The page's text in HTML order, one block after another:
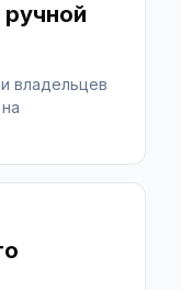
ручной
владельцев